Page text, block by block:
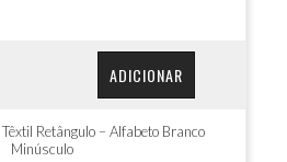
ADICIONAR
Retângulo – Alfabeto Branco
Minúsculo